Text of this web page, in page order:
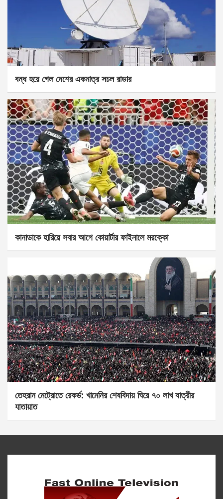
বন্ধ হয়ে গেল দেশের একমাত্র সচল রাডার
কানাডাকে হারিয়ে সবার আগে কোয়ার্টার ফাইনালে মরক্কো
তেহরান মেট্রোতে রেকর্ড: খামেনির শেষবিদায় ঘিরে ৭০ লাখ যাত্রীর
যাতায়াত